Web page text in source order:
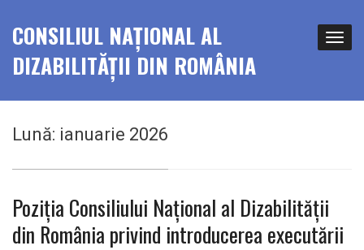
CONSILIUL NAȚIONAL AL
DIZABILITĂȚII DIN ROMÂNIA
Lună: ianuarie 2026
Poziția Consiliului Național al Dizabilității
din România privind introducerea executării